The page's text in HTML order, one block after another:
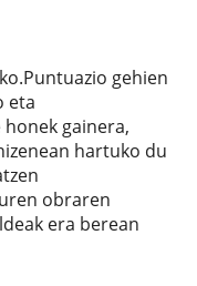
gehien
eta
gainera,
hartuko du
obraren
era berean